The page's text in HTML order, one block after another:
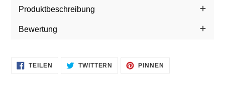
Produktbeschreibung
Bewertung
TEILEN
FACEBOOK
TWITTERN
AUF
TWITTER
PINNEN